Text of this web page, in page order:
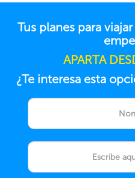
Tus planes para
APARTA
¿Te interesa esta